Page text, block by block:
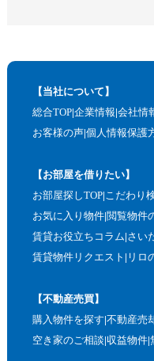
【当社について】
総合TOP 企業情報 会社情
お客様の声 個人情報保護
【お部屋を借りたい】
お部屋探しTOP こだわり
お気に入り物件 閲覧物件
賃貸お役立ちコラム さい
賃貸物件リクエスト リロ
【不動産売買】
購入物件を探す 不動産売
空き家のご相談 収益物件